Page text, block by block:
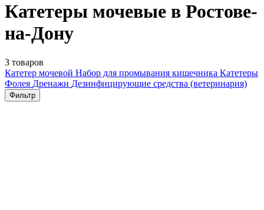
Катетеры мочевые в Ростове-
на-Дону
3 товаров
Катетер мочевой Набор для промывания кишечника Катетеры
Фолея Дренажи Дезинфицирующие средства (ветеринария)
Фильтр